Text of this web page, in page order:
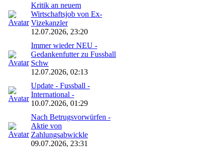
Kritik an neuem
Wirtschaftsjob von Ex-
Vizekanzler
12.07.2026, 23:20
Immer wieder NEU -
Gedankenfutter zu Fussball
Schw
12.07.2026, 02:13
Update - Fussball -
International -
10.07.2026, 01:29
Nach Betrugsvorwürfen -
Aktie von
Zahlungsabwickle
09.07.2026, 23:31